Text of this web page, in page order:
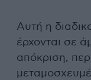
Αυτή η
έρχονται σε
απόκριση,